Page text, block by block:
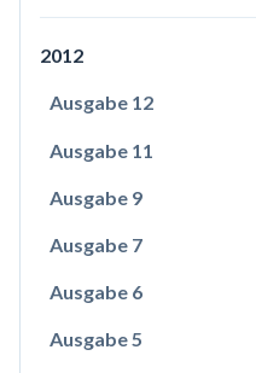
2012
Ausgabe 12
Ausgabe 11
Ausgabe 9
Ausgabe 7
Ausgabe 6
Ausgabe 5